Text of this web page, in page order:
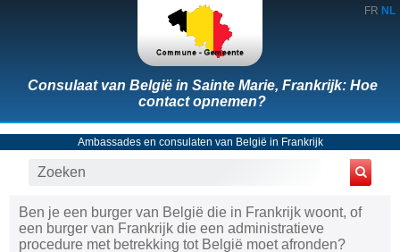
FR NL
Consulaat van België in Sainte Marie, Frankrijk: Hoe
contact opnemen?
Ambassades en consulaten van België in Frankrijk
Ben je een burger van België die in Frankrijk woont, of
een burger van Frankrijk die een administratieve
procedure met betrekking tot België moet afronden?